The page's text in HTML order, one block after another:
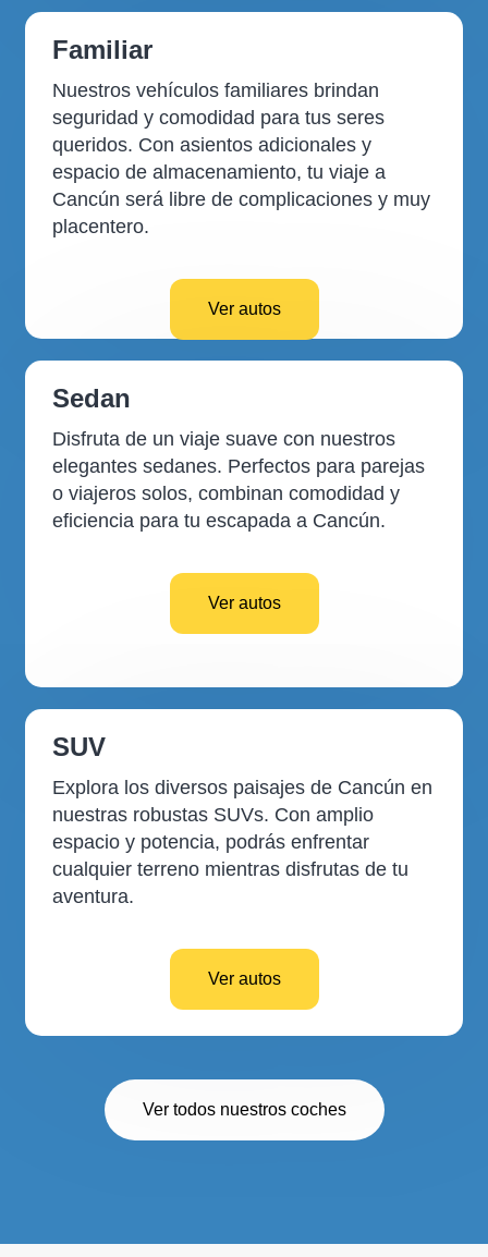
Familiar
Nuestros vehículos familiares brindan
seguridad y comodidad para tus seres
queridos. Con asientos adicionales y
espacio de almacenamiento, tu viaje a
Cancún será libre de complicaciones y muy
placentero.
Ver autos
Sedan
Disfruta de un viaje suave con nuestros
elegantes sedanes. Perfectos para parejas
o viajeros solos, combinan comodidad y
eficiencia para tu escapada a Cancún.
Ver autos
SUV
Explora los diversos paisajes de Cancún en
nuestras robustas SUVs. Con amplio
espacio y potencia, podrás enfrentar
cualquier terreno mientras disfrutas de tu
aventura.
Ver autos
Ver todos nuestros coches